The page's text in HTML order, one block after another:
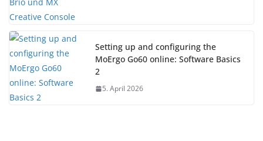
Setting up and configuring the
MoErgo Go60 online: Software Basics
2
5. April 2026